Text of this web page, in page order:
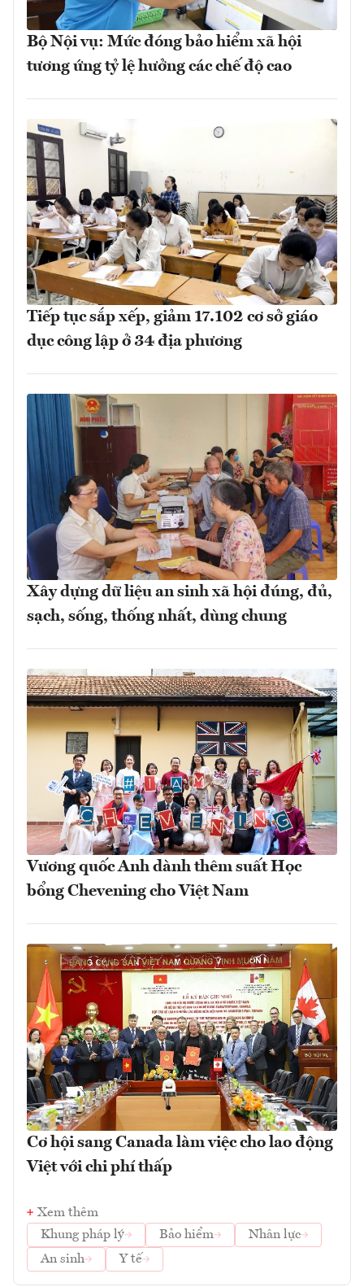
Bộ Nội vụ: Mức đóng bảo hiểm xã hội
tương ứng tỷ lệ hưởng các chế độ cao
Tiếp tục sắp xếp, giảm 17.102 cơ sở giáo
dục công lập ở 34 địa phương
Xây dựng dữ liệu an sinh xã hội đúng, đủ,
sạch, sống, thống nhất, dùng chung
Vương quốc Anh dành thêm suất Học
bổng Chevening cho Việt Nam
Cơ hội sang Canada làm việc cho lao động
Việt với chi phí thấp
Xem thêm
Khung pháp lý
Bảo hiểm
Nhân lực
An sinh
Y tế